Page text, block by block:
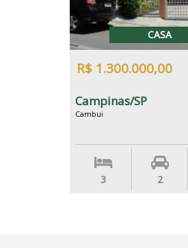
CASA
R$ 1.300.000,00
Campinas/SP
Cambui
3 2